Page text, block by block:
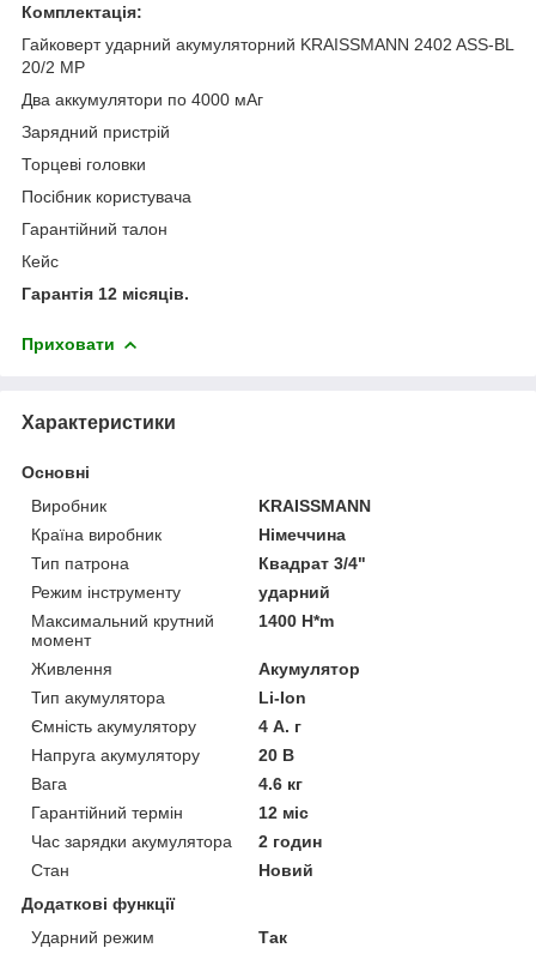
Комплектація:
Гайковерт ударний акумуляторний KRAISSMANN 2402 ASS-BL
20/2 MP
Два аккумулятори по 4000 мАг
Зарядний пристрій
Торцеві головки
Посібник користувача
Гарантійний талон
Кейс
Гарантія 12 місяців.
Приховати
Характеристики
Основні
Виробник
KRAISSMANN
Країна виробник
Німеччина
Тип патрона
Квадрат 3/4"
Режим інструменту
ударний
Максимальний крутний
момент
1400 H*m
Живлення
Акумулятор
Тип акумулятора
Li-Ion
Ємність акумулятору
4 А. г
Напруга акумулятору
20 В
Вага
4.6 кг
Гарантійний термін
12 міс
Час зарядки акумулятора
2 годин
Стан
Новий
Додаткові функції
Ударний режим
Так